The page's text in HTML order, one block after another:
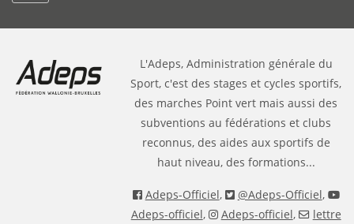
L'Adeps, Administration générale du
Sport, c'est des stages et cycles sportifs,
des marches Point vert mais aussi des
subventions au fédérations et clubs
reconnus, des aides aux sportifs de
haut niveau, des formations...
Adeps-Officiel, @Adeps-Officiel,
Adeps-officiel, Adeps-officiel,
lettre